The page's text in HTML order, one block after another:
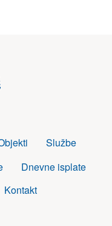
Službe
Dnevne isplate
Kontakt